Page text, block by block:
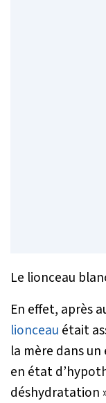
Le lionceau
En effet, après
lionceau était
la mère dans
en état
déshydratation